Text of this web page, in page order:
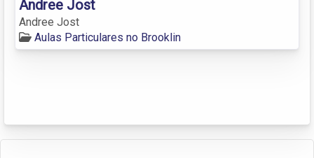
Andree Jost
Andree Jost
Aulas Particulares no Brooklin